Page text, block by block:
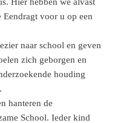
Eendragt voor u op een
naar school en geven
zich geborgen en
houding
hanteren de
School. Ieder kind